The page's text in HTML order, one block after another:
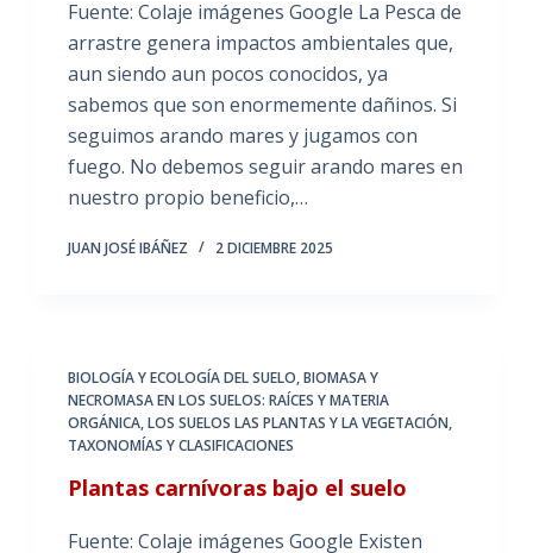
Fuente: Colaje imágenes Google La Pesca de
arrastre genera impactos ambientales que,
aun siendo aun pocos conocidos, ya
sabemos que son enormemente dañinos. Si
seguimos arando mares y jugamos con
fuego. No debemos seguir arando mares en
nuestro propio beneficio,…
JUAN JOSÉ IBÁÑEZ 2 DICIEMBRE 2025
BIOLOGÍA Y ECOLOGÍA DEL SUELO,BIOMASA Y
NECROMASA EN LOS SUELOS: RAÍCES Y MATERIA
ORGÁNICA,LOS SUELOS LAS PLANTAS Y LA VEGETACIÓN,
TAXONOMÍAS Y CLASIFICACIONES
Plantas carnívoras bajo el suelo
Fuente: Colaje imágenes Google Existen